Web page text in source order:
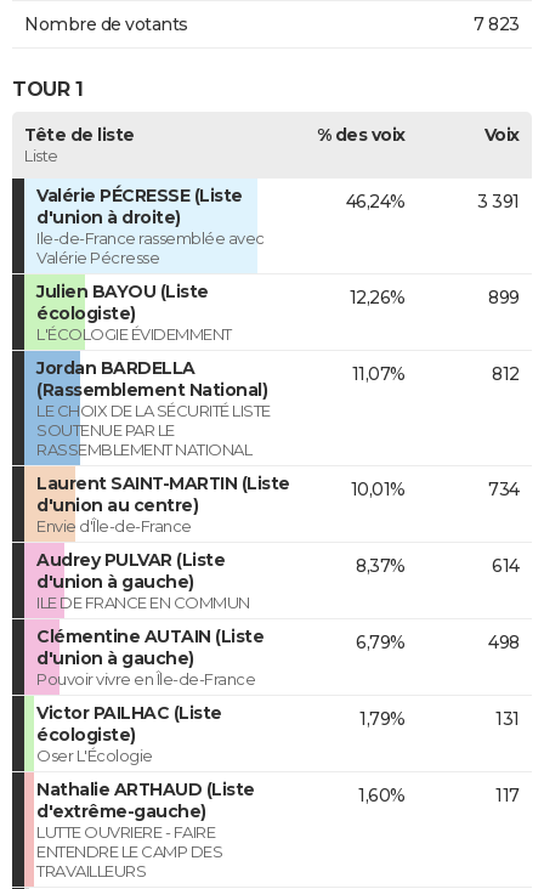
Nombre de votants 7 823
TOUR 1
Tête de liste
Liste
% des voix Voix
Valérie PÉCRESSE (Liste
d'union à droite)
Ile-de-France rassemblée avec
Valérie Pécresse
46,24% 3 391
Julien BAYOU (Liste
écologiste)
L'ÉCOLOGIE ÉVIDEMMENT
12,26% 899
Jordan BARDELLA
(Rassemblement National)
LE CHOIX DE LA SÉCURITÉ LISTE
SOUTENUE PAR LE
RASSEMBLEMENT NATIONAL
11,07% 812
Laurent SAINT-MARTIN (Liste
d'union au centre)
Envie d'Île-de-France
10,01% 734
Audrey PULVAR (Liste
d'union à gauche)
ILE DE FRANCE EN COMMUN
8,37% 614
Clémentine AUTAIN (Liste
d'union à gauche)
Pouvoir vivre en Île-de-France
6,79% 498
Victor PAILHAC (Liste
écologiste)
Oser L'Écologie
1,79% 131
Nathalie ARTHAUD (Liste
d'extrême-gauche)
LUTTE OUVRIERE - FAIRE
ENTENDRE LE CAMP DES
TRAVAILLEURS
1,60% 117